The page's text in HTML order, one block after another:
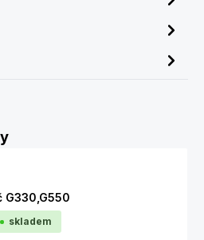
G330,G550
skladem